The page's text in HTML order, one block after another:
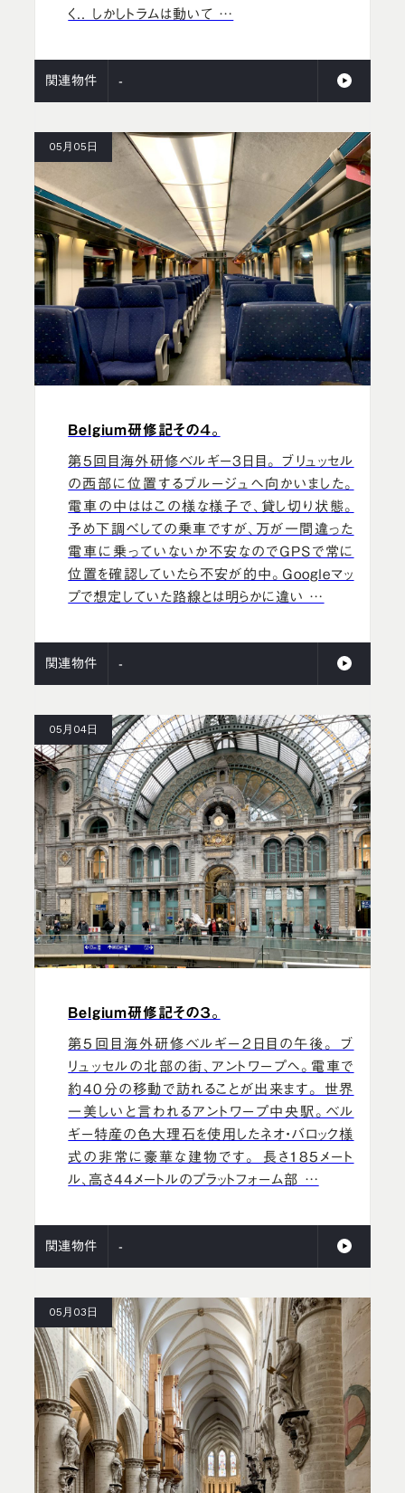
く.. しかしトラムは動いて …
関連物件 -
05月05日
Belgium研修記その４。
第5回目海外研修ベルギー3日目。 ブリュッセル
の西部に位置するブルージュへ向かいました。
電車の中ははこの様な様子で、貸し切り状態。
予め下調べしての乗車ですが、万が一間違った
電車に乗っていないか不安なのでGPSで常に
位置を確認していたら不安が的中。Googleマッ
プで想定していた路線とは明らかに違い …
関連物件 -
05月04日
Belgium研修記その３。
第5回目海外研修ベルギー2日目の午後。 ブ
リュッセルの北部の街、アントワープへ。電車で
約40分の移動で訪れることが出来ます。 世界
一美しいと言われるアントワープ中央駅。ベル
ギー特産の色大理石を使用したネオ・バロック様
式の非常に豪華な建物です。 長さ185メート
ル、高さ44メートルのプラットフォーム部 …
関連物件 -
05月03日